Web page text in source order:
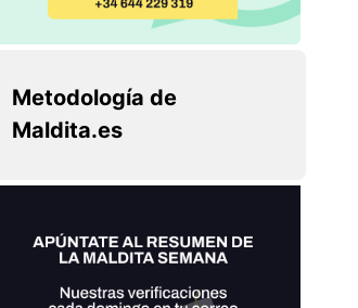
Metodología de
Maldita.es